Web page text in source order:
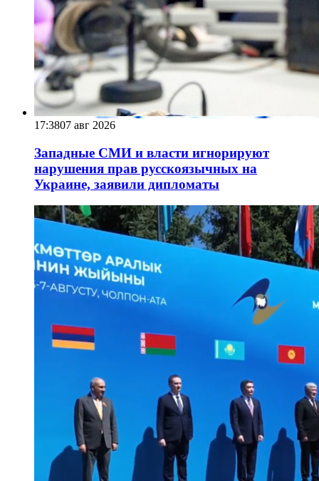
17:3807 авг 2026
Западные СМИ и власти игнорируют
нарушения прав русскоязычных на
Украине, заявили дипломаты